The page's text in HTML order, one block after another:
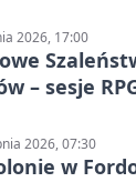
2026, 17:00
owe
– sesje
2026, 07:30
w